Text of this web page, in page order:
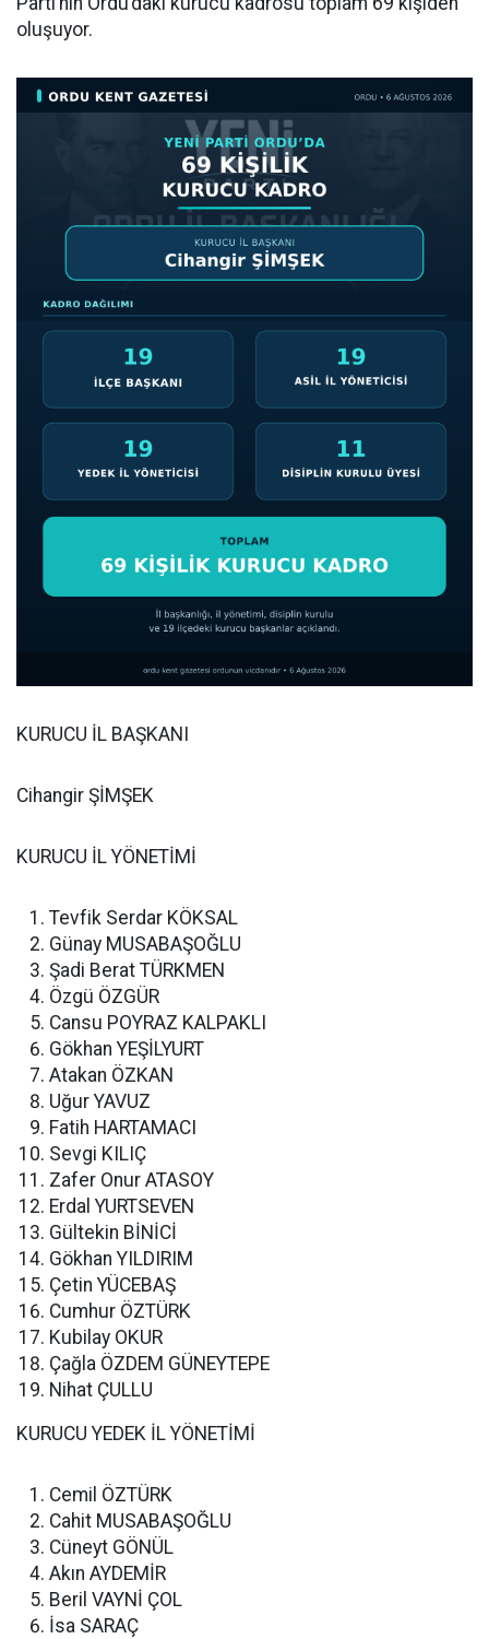
oluşuyor.
KURUCU İL BAŞKANI
Cihangir ŞİMŞEK
KURUCU İL YÖNETİMİ
Tevfik Serdar KÖKSAL
Günay MUSABAŞOĞLU
Şadi Berat TÜRKMEN
Özgü ÖZGÜR
Cansu POYRAZ KALPAKLI
Gökhan YEŞİLYURT
Atakan ÖZKAN
Uğur YAVUZ
Fatih HARTAMACI
Sevgi KILIÇ
Zafer Onur ATASOY
Erdal YURTSEVEN
Gültekin BİNİCİ
Gökhan YILDIRIM
Çetin YÜCEBAŞ
Cumhur ÖZTÜRK
Kubilay OKUR
Çağla ÖZDEM GÜNEYTEPE
Nihat ÇULLU
KURUCU YEDEK İL YÖNETİMİ
Cemil ÖZTÜRK
Cahit MUSABAŞOĞLU
Cüneyt GÖNÜL
Akın AYDEMİR
Beril VAYNİ ÇOL
İsa SARAÇ